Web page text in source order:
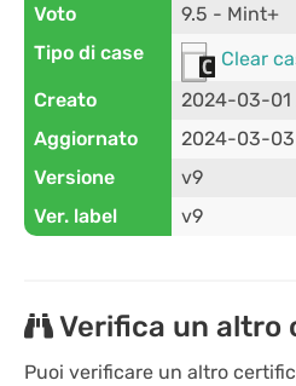
Voto
9.5 - Mint+
Tipo di case
Clear
Creato
2024-03-01
Aggiornato
2024-03-03
Versione
v9
Ver. label
v9
Verifica un altro
Puoi verificare un altro